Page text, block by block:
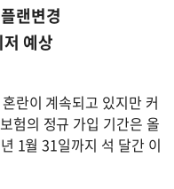
랜변경
예상
란이 계속되고 있지만 커
험의 정규 가입 기간은 올
1월 31일까지 석 달간 이